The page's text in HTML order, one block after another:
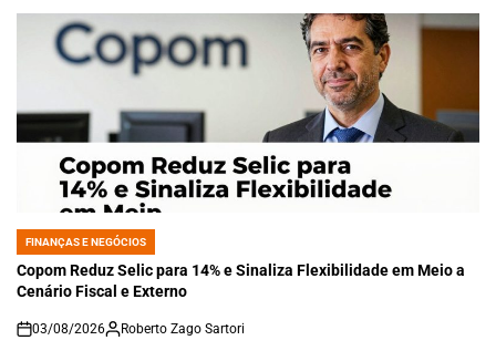
POSTED
IN
FINANÇAS E NEGÓCIOS
Copom Reduz Selic para 14% e Sinaliza Flexibilidade em Meio a
Cenário Fiscal e Externo
on
03/08/2026 Roberto Zago Sartori